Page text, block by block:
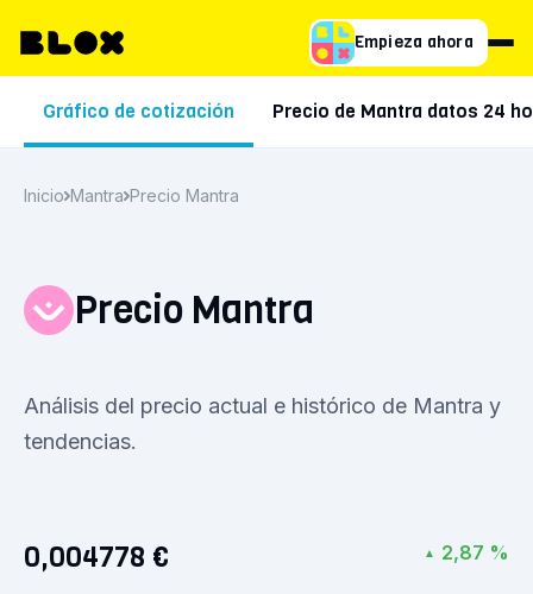
Empieza ahora
Gráfico de cotización Precio de Mantra datos 24
Inicio Mantra Precio Mantra
Precio Mantra
Análisis del precio actual e histórico de Mantra y
tendencias.
0,004778 € ▲ 2,87 %